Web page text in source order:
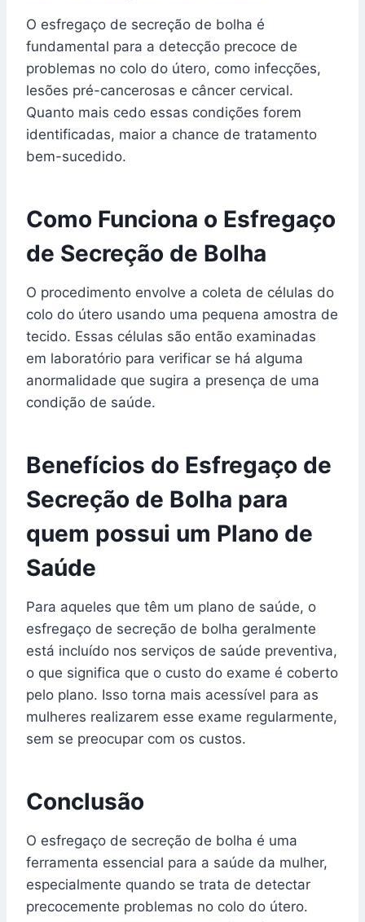
O esfregaço de secreção de bolha é
fundamental para a detecção precoce de
problemas no colo do útero, como infecções,
lesões pré-cancerosas e câncer cervical.
Quanto mais cedo essas condições forem
identificadas, maior a chance de tratamento
bem-sucedido.
Como Funciona o Esfregaço
de Secreção de Bolha
O procedimento envolve a coleta de células do
colo do útero usando uma pequena amostra de
tecido. Essas células são então examinadas
em laboratório para verificar se há alguma
anormalidade que sugira a presença de uma
condição de saúde.
Benefícios do Esfregaço de
Secreção de Bolha para
quem possui um Plano de
Saúde
Para aqueles que têm um plano de saúde, o
esfregaço de secreção de bolha geralmente
está incluído nos serviços de saúde preventiva,
o que significa que o custo do exame é coberto
pelo plano. Isso torna mais acessível para as
mulheres realizarem esse exame regularmente,
sem se preocupar com os custos.
Conclusão
O esfregaço de secreção de bolha é uma
ferramenta essencial para a saúde da mulher,
especialmente quando se trata de detectar
precocemente problemas no colo do útero.